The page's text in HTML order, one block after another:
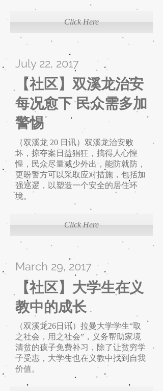
Click Here
July 22, 2017
【社区】双溪龙治安
每况愈下 民众需多加
警惕
（双溪龙 20 日讯）双溪龙治安败
坏，掠夺案日益猖狂，搞得人心惶
惶，民众尽量减少外出，能防就防，
更盼警方可以采取应对措施，包括加
强巡逻，以塑造一个安全的居住环
境。
Click Here
March 29, 2017
【社区】大学生在义
教中的成长
（双溪龙26日讯）拉曼大学学生“取
之社会，用之社会”，义务帮助家境
清贫的孩子免费补习，除了让贫穷学
子受惠，大学生也在义教中找到自我
价值。